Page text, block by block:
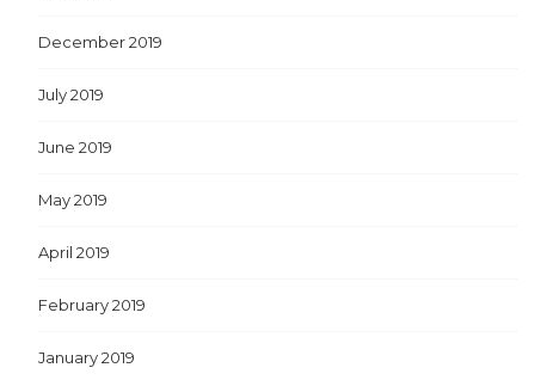
December 2019
July 2019
June 2019
May 2019
April 2019
February 2019
January 2019